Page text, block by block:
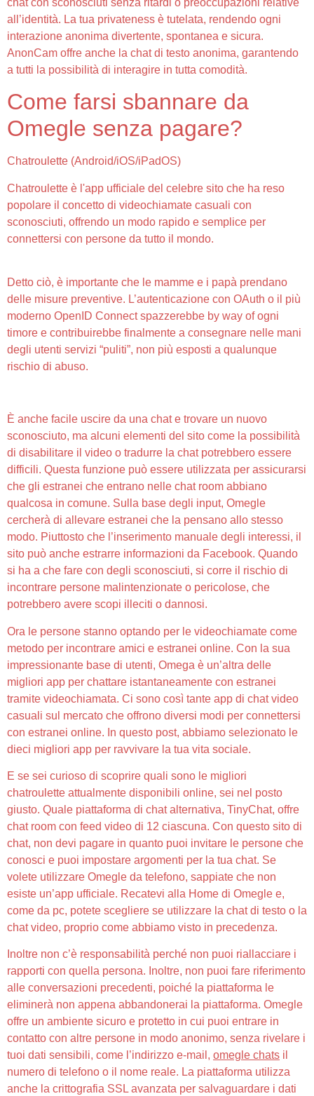
all’identità. La tua privateness è tutelata, rendendo ogni
interazione anonima divertente, spontanea e sicura.
AnonCam offre anche la chat di testo anonima, garantendo
a tutti la possibilità di interagire in tutta comodità.
Come farsi sbannare da
Omegle senza pagare?
Chatroulette (Android/iOS/iPadOS)
Chatroulette è l'app ufficiale del celebre sito che ha reso
popolare il concetto di videochiamate casuali con
sconosciuti, offrendo un modo rapido e semplice per
connettersi con persone da tutto il mondo.
Detto ciò, è importante che le mamme e i papà prendano
delle misure preventive. L’autenticazione con OAuth o il più
moderno OpenID Connect spazzerebbe by way of ogni
timore e contribuirebbe finalmente a consegnare nelle mani
degli utenti servizi “puliti”, non più esposti a qualunque
rischio di abuso.
È anche facile uscire da una chat e trovare un nuovo
sconosciuto, ma alcuni elementi del sito come la possibilità
di disabilitare il video o tradurre la chat potrebbero essere
difficili. Questa funzione può essere utilizzata per assicurarsi
che gli estranei che entrano nelle chat room abbiano
qualcosa in comune. Sulla base degli input, Omegle
cercherà di allevare estranei che la pensano allo stesso
modo. Piuttosto che l’inserimento manuale degli interessi, il
sito può anche estrarre informazioni da Facebook. Quando
si ha a che fare con degli sconosciuti, si corre il rischio di
incontrare persone malintenzionate o pericolose, che
potrebbero avere scopi illeciti o dannosi.
Ora le persone stanno optando per le videochiamate come
metodo per incontrare amici e estranei online. Con la sua
impressionante base di utenti, Omega è un’altra delle
migliori app per chattare istantaneamente con estranei
tramite videochiamata. Ci sono così tante app di chat video
casuali sul mercato che offrono diversi modi per connettersi
con estranei online. In questo post, abbiamo selezionato le
dieci migliori app per ravvivare la tua vita sociale.
E se sei curioso di scoprire quali sono le migliori
chatroulette attualmente disponibili online, sei nel posto
giusto. Quale piattaforma di chat alternativa, TinyChat, offre
chat room con feed video di 12 ciascuna. Con questo sito di
chat, non devi pagare in quanto puoi invitare le persone che
conosci e puoi impostare argomenti per la tua chat. Se
volete utilizzare Omegle da telefono, sappiate che non
esiste un’app ufficiale. Recatevi alla Home di Omegle e,
come da pc, potete scegliere se utilizzare la chat di testo o la
chat video, proprio come abbiamo visto in precedenza.
Inoltre non c’è responsabilità perché non puoi riallacciare i
rapporti con quella persona. Inoltre, non puoi fare riferimento
alle conversazioni precedenti, poiché la piattaforma le
eliminerà non appena abbandonerai la piattaforma. Omegle
offre un ambiente sicuro e protetto in cui puoi entrare in
contatto con altre persone in modo anonimo, senza rivelare i
tuoi dati sensibili, come l’indirizzo e-mail, omegle chats il
numero di telefono o il nome reale. La piattaforma utilizza
anche la crittografia SSL avanzata per salvaguardare i dati